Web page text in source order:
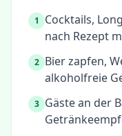
1
Cocktails,
nach Rezept
2 Bier zapfen,
alkoholfreie
3 Gäste an der